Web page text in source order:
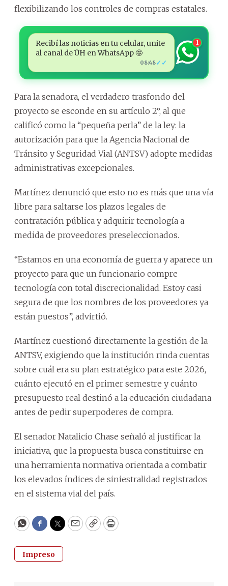
flexibilizando los controles de compras estatales.
Recibí las noticias en tu celular, unite
al canal de ÚH en WhatsApp 🤩
08:48✓✓
1
Para la senadora, el verdadero trasfondo del
proyecto se esconde en su artículo 2°, al que
calificó como la “pequeña perla” de la ley: la
autorización para que la Agencia Nacional de
Tránsito y Seguridad Vial (ANTSV) adopte medidas
administrativas excepcionales.
Martínez denunció que esto no es más que una vía
libre para saltarse los plazos legales de
contratación pública y adquirir tecnología a
medida de proveedores preseleccionados.
“Estamos en una economía de guerra y aparece un
proyecto para que un funcionario compre
tecnología con total discrecionalidad. Estoy casi
segura de que los nombres de los proveedores ya
están puestos”, advirtió.
Martínez cuestionó directamente la gestión de la
ANTSV, exigiendo que la institución rinda cuentas
sobre cuál era su plan estratégico para este 2026,
cuánto ejecutó en el primer semestre y cuánto
presupuesto real destinó a la educación ciudadana
antes de pedir superpoderes de compra.
El senador Natalicio Chase señaló al justificar la
iniciativa, que la propuesta busca constituirse en
una herramienta normativa orientada a combatir
los elevados índices de siniestralidad registrados
en el sistema vial del país.
WhatsApp
Facebook
Twitter
EmailCopyPrint
Impreso